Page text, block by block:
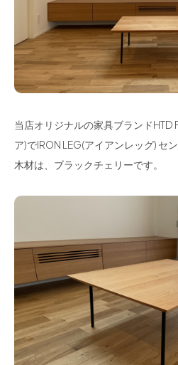
当店オリジナルの家具ブランドHTD
ア)でIRON LEG(アイアンレッグ) セ
木材は、ブラックチェリーです。